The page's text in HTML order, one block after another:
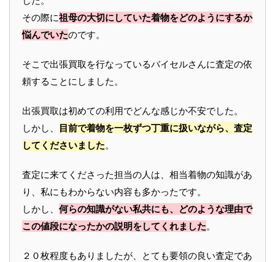
その際に祖母の大切にしていた着物をどのようにするか
悩んでいたのです。
そこで出張買取を行なっているバイセルさんに査定の依
頼することにしました。
出張買取は初めての利用でどんな感じか不安でした。
しかし、
目前で着物を一枚ずつ丁重に扱いながら、査定
してくださいました。
査定に来てくださった担当の人は、相当着物の知識があ
り、私にもわからない内容も多かったです。
しかし、 何らの知識がない私共にも、どのような理由で
この値段になったかの説明をしてくれました。
２０枚程度もありましたが、とても要領の良い査定であ